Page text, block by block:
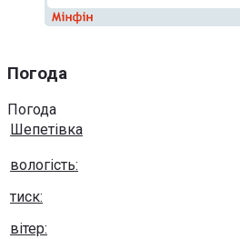
Погода
Погода
Шепетівка
вологість:
тиск:
вітер: